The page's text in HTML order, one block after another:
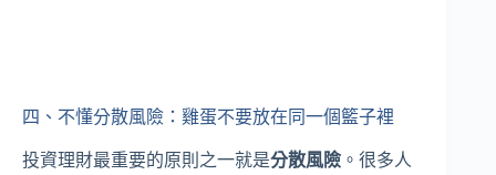
四、不懂分散風險：雞蛋不要放在同一個籃子裡
投資理財最重要的原則之一就是分散風險 。很多人